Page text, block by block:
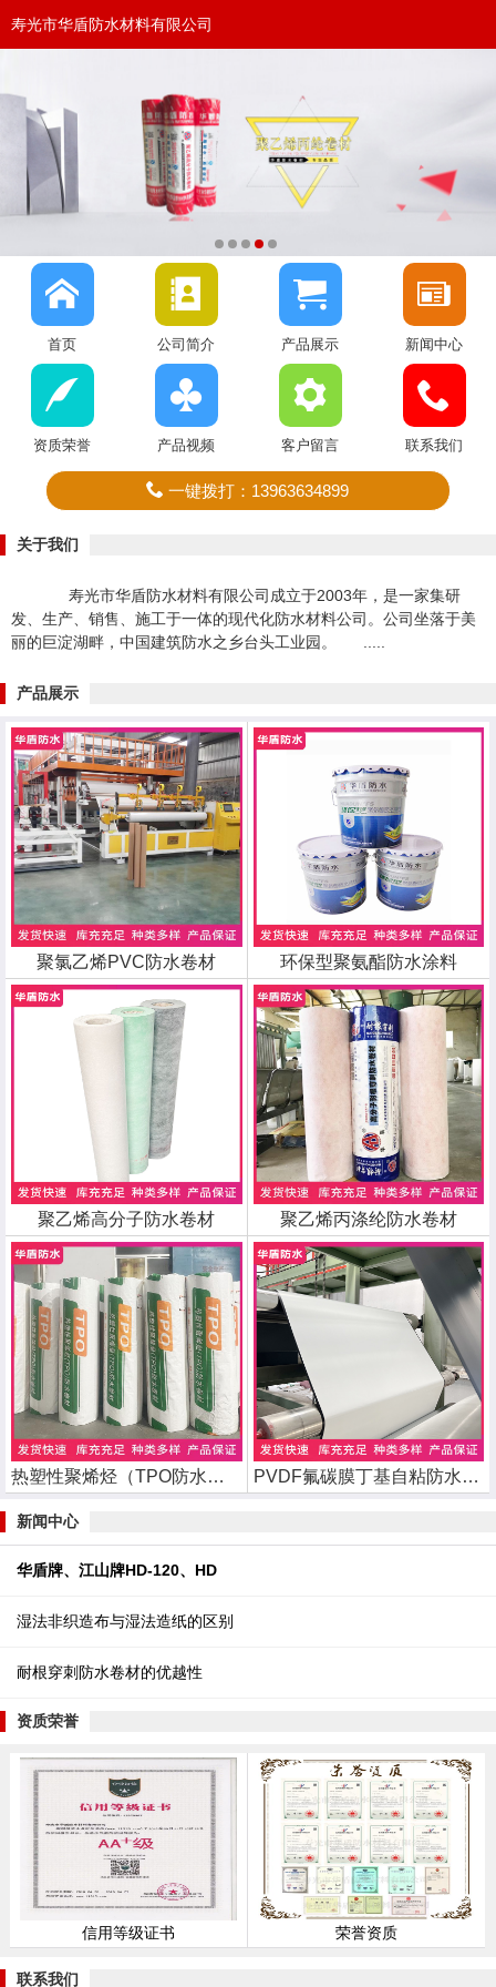
寿光市华盾防水材料有限公司
首页 公司简介 产品展示 新闻中心
资质荣誉 产品视频 客户留言 联系我们
一键拨打：13963634899
关于我们
寿光市华盾防水材料有限公司成立于2003年，是一家集研
发、生产、销售、施工于一体的现代化防水材料公司。公司坐落于美
丽的巨淀湖畔，中国建筑防水之乡台头工业园。 .....
产品展示
聚氯乙烯PVC防水卷材 环保型聚氨酯防水涂料
聚乙烯高分子防水卷材 聚乙烯丙涤纶防水卷材
热塑性聚烯烃（TPO防水卷材） PVDF氟碳膜丁基自粘防水卷材
新闻中心
华盾牌、江山牌HD-120、HD
湿法非织造布与湿法造纸的区别
耐根穿刺防水卷材的优越性
资质荣誉
信用等级证书 荣誉资质
联系我们